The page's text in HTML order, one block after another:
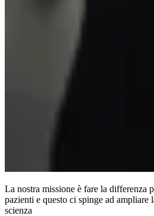
La nostra missione è fare la differenza
pazienti e questo ci spinge ad ampliare
scienza